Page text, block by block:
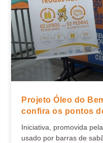
Projeto Óleo do
confira os pontos
Iniciativa, promovida
usado por barras de